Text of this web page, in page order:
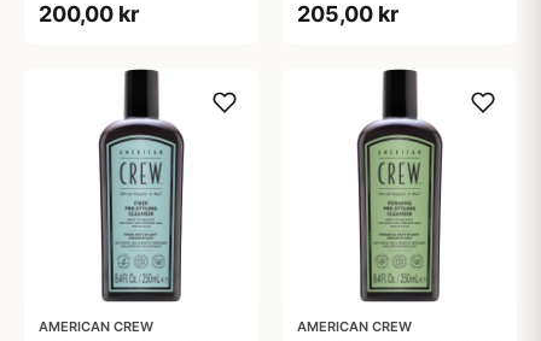
200,00 kr 205,00 kr
AMERICAN CREW AMERICAN CREW